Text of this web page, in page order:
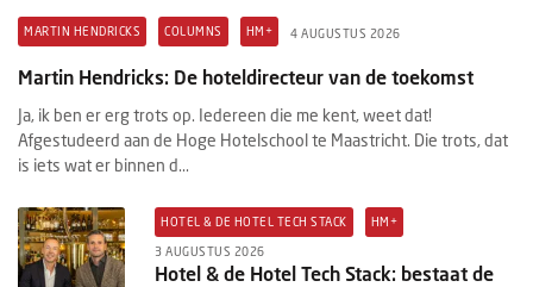
MARTIN HENDRICKS COLUMNS HM+ 4 AUGUSTUS 2026
Martin Hendricks: De hoteldirecteur van de toekomst
Ja, ik ben er erg trots op. Iedereen die me kent, weet dat!
Afgestudeerd aan de Hoge Hotelschool te Maastricht. Die trots, dat
is iets wat er binnen d...
HOTEL & DE HOTEL TECH STACK HM+
3 AUGUSTUS 2026
Hotel & de Hotel Tech Stack: bestaat de